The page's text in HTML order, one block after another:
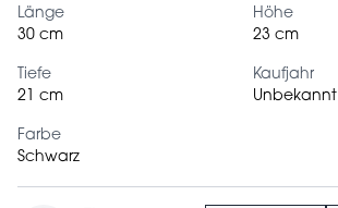
Länge
30 cm
Höhe
23 cm
Tiefe
21 cm
Kaufjahr
Unbekannt
Farbe
Schwarz